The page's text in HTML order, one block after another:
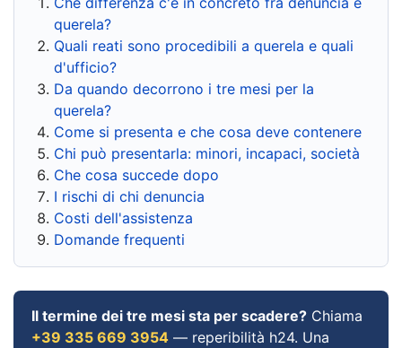
querela?
Quali reati sono procedibili a querela e quali
d'ufficio?
Da quando decorrono i tre mesi per la
querela?
Come si presenta e che cosa deve contenere
Chi può presentarla: minori, incapaci, società
Che cosa succede dopo
I rischi di chi denuncia
Costi dell'assistenza
Domande frequenti
Il termine dei tre mesi sta per scadere? Chiama
+39 335 669 3954 — reperibilità h24. Una